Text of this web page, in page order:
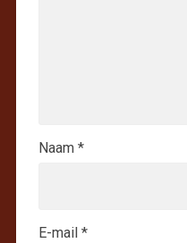
Naam *
E-mail *